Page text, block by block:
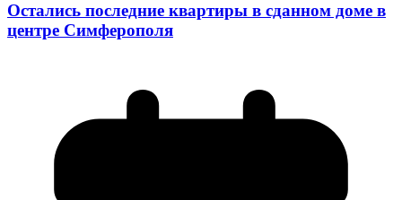
Остались последние квартиры в сданном доме в
центре Симферополя